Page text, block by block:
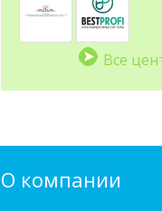
Все
О компании